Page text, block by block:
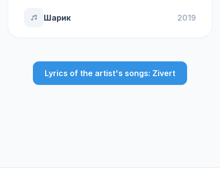
Шарик 2019
Lyrics of the artist's songs: Zivert